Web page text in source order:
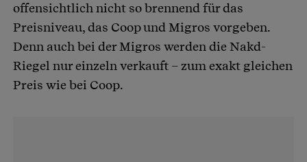
offensichtlich nicht so brennend für das
Preisniveau, das Coop und Migros vorgeben.
Denn auch bei der Migros werden die Nakd-
Riegel nur einzeln verkauft – zum exakt gleichen
Preis wie bei Coop.